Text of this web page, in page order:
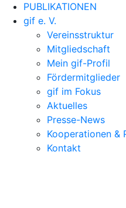
PUBLIKATIONEN
gif e. V.
Vereinsstruktur
Mitgliedschaft
Mein gif-Profil
Fördermitglieder
gif im Fokus
Aktuelles
Presse-News
Kooperationen &
Kontakt